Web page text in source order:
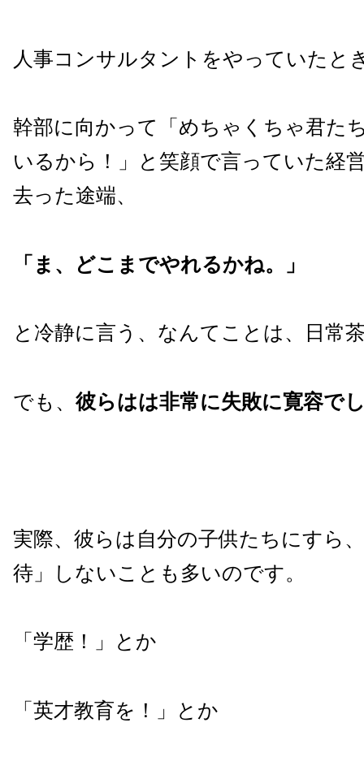
人事コンサルタントをやっていたと
幹部に向かって「めちゃくちゃ君た
いるから！」と笑顔で言っていた経
去った途端、
「ま、どこまでやれるかね。」
と冷静に言う、なんてことは、日常
でも、 彼らはは非常に失敗に寛容で
実際、彼らは自分の子供たちにすら
待」しないことも多いのです。
「学歴！」とか
「英才教育を！」とか